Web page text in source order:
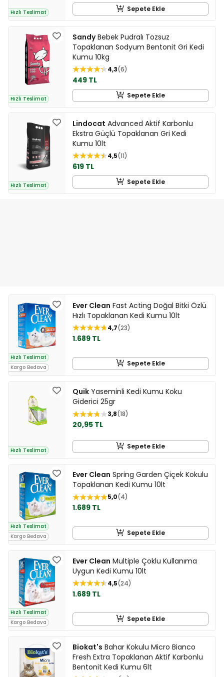
Hızlı Teslimat Sepete Ekle
Hızlı Teslimat
SandyBebek Pudralı Tozsuz
Topaklanan Sodyum Bentonit Gri Kedi
Kumu 10kg
4,3 6
449 TL
Sepete Ekle
Hızlı Teslimat
Lindocat Advanced Aktif Karbonlu
Ekstra Güçlü Topaklanan Gri Kedi
Kumu 10lt
4,5 11
619 TL
Sepete Ekle
Hızlı Teslimat
Kargo Bedava
Ever Clean Fast Acting Doğal Bitki Özlü
Hızlı Topaklanan Kedi Kumu 10lt
4,7 23
1.689 TL
Sepete Ekle
Hızlı Teslimat
Quik Yaseminli Kedi Kumu Koku
Giderici 25gr
3,8 18
20,95 TL
Sepete Ekle
Hızlı Teslimat
Kargo Bedava
Ever Clean Spring Garden Çiçek Kokulu
Topaklanan Kedi Kumu 10lt
5,0 4
1.689 TL
Sepete Ekle
Hızlı Teslimat
Kargo Bedava
Ever Clean Multiple Çoklu Kullanıma
Uygun Kedi Kumu 10lt
4,5 24
1.689 TL
Sepete Ekle
Biokat's Bahar Kokulu Micro Bianco
Fresh Extra Topaklanan Aktif Karbonlu
Bentonit Kedi Kumu 6lt